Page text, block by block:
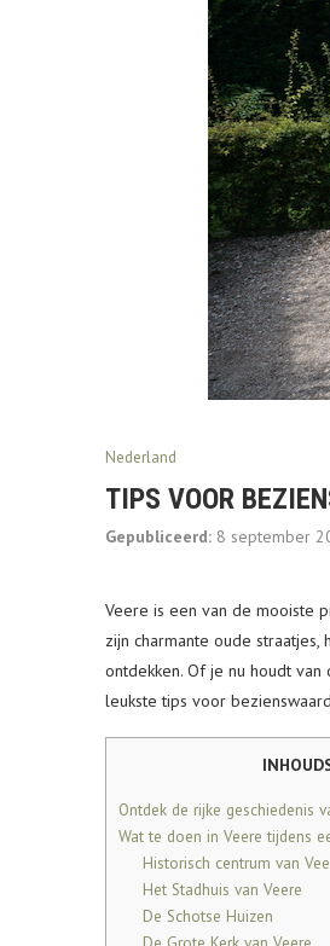
Nederland
TIPS VOOR
Gepubliceerd: 8 september
Veere is een van de mooiste
zijn charmante oude
ontdekken. Of je nu houdt
leukste tips voor
Ontdek de rijke geschiedenis
Wat te doen in Veere tijdens
Historisch centrum van
Het Stadhuis van Veere
De Schotse Huizen